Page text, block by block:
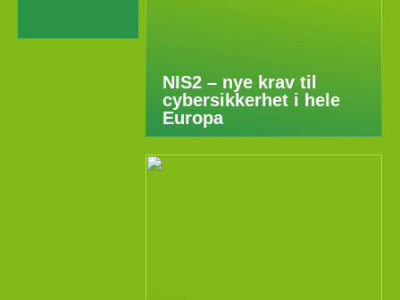
NIS2 – nye krav til
cybersikkerhet i hele
Europa